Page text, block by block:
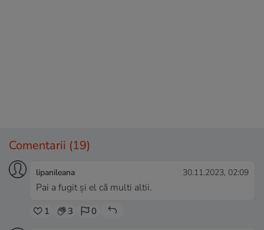
Comentarii (19)
lipanileana 30.11.2023, 02:09
Pai a fugit și el că multi altii.
1 3 0